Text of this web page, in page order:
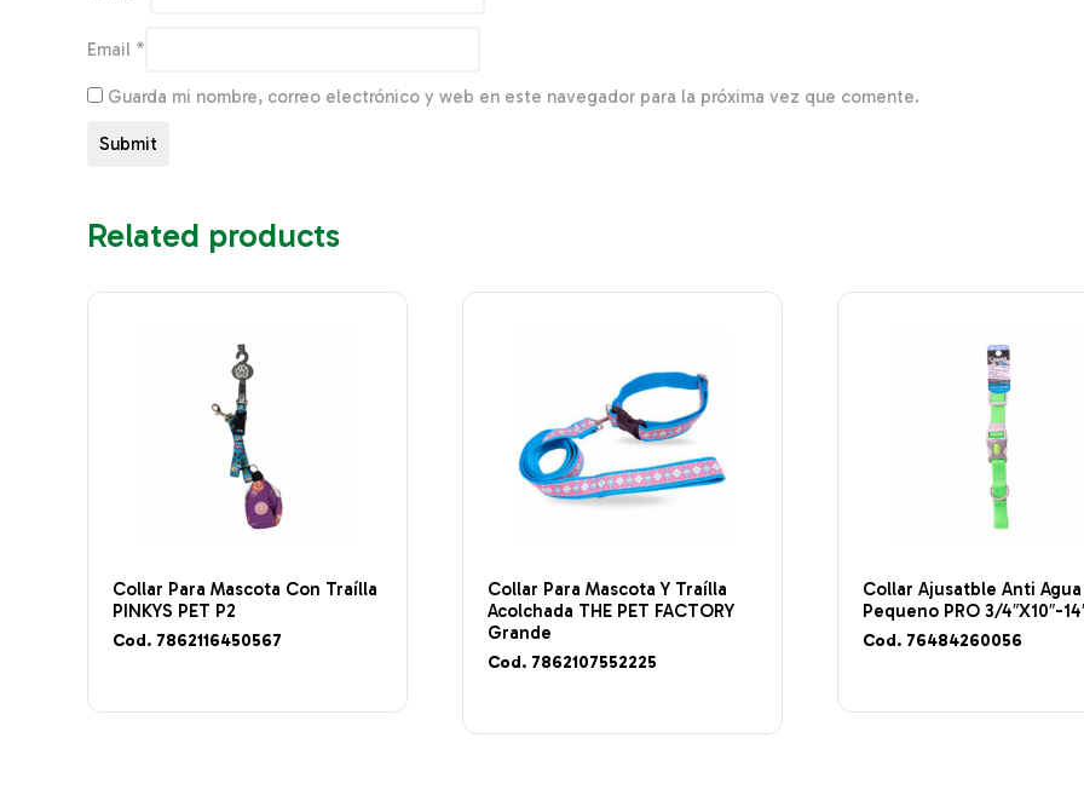
Email *
Guarda mi nombre, correo electrónico y web en este navegador para la próxima vez que comente.
Related products
Collar Para Mascota Con Traílla
PINKYS PET P2
Cod. 7862116450567
Collar Para Mascota Y Traílla
Acolchada THE PET FACTORY
Grande
Cod. 7862107552225
Collar Ajusatble Anti Agua
Pequeno PRO 3/4″X10″-
Cod. 76484260056